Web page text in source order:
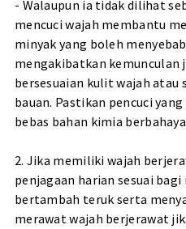
- Walaupun ia tidak dilihat
mencuci wajah membantu
minyak yang boleh
mengakibatkan kemunculan
bersesuaian kulit wajah atau
bauan. Pastikan pencuci
bebas bahan kimia
2. Jika memiliki wajah
penjagaan harian sesuai
bertambah teruk serta
merawat wajah berjerawat